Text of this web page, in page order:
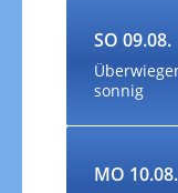
SO 09.08.
sonnig
MO 10.08.